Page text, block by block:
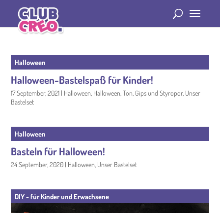
Halloween
Halloween-Bastelspaß für Kinder!
17 September, 2021 | Halloween Halloween ,Ton, Gips und Styropor, Unser
Bastelset
Halloween
Basteln für Halloween!
24 September, 2020 | Halloween Unser Bastelset
DIY - für Kinder und Erwachsene